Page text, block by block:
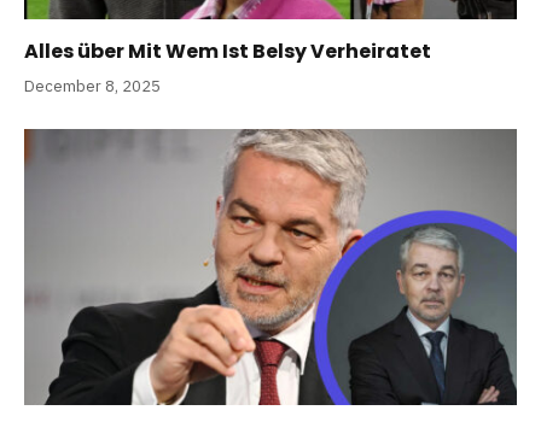
Alles über Mit Wem Ist Belsy Verheiratet
December 8, 2025